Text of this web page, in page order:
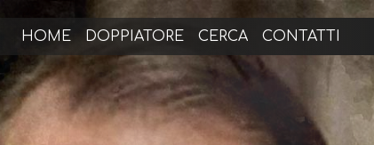
HOME DOPPIATORE CERCA CONTATTI